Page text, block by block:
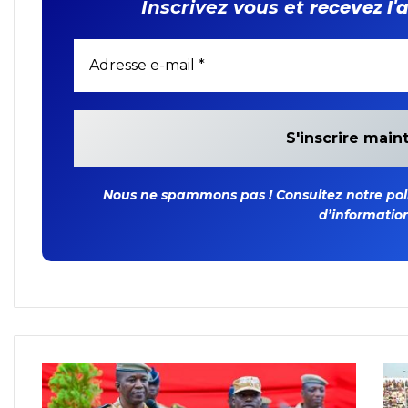
Inscrivez vous et recevez
Nous ne spammons pas ! Consultez notre